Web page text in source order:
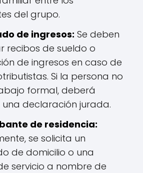
del grupo.
de ingresos: Se deben
recibos de sueldo o
de ingresos en caso de
Si la persona no
formal, deberá
declaración jurada.
de residencia:
se solicita un
de domicilio o una
servicio a nombre de